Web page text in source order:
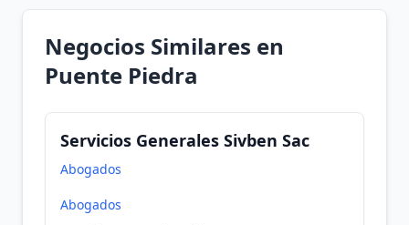
Negocios Similares en
Puente Piedra
Servicios Generales Sivben Sac
Abogados
Abogados